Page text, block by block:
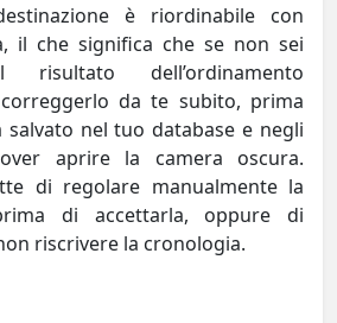
è riordinabile con
il che significa che se non sei
risultato dell’ordinamento
da te subito, prima
salvato nel tuo database e negli
aprire la camera oscura.
di regolare manualmente la
di accettarla, oppure di
riscrivere la cronologia.